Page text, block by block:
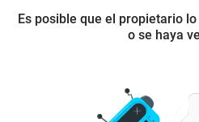
Es posible que el propietario
o se haya